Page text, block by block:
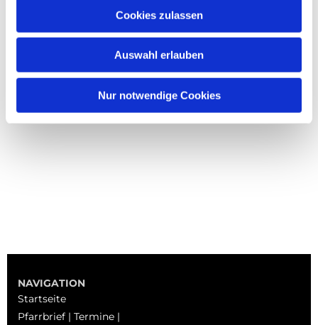
Cookies zulassen
Auswahl erlauben
Nur notwendige Cookies
NAVIGATION
Startseite
Pfarrbrief | Termine |